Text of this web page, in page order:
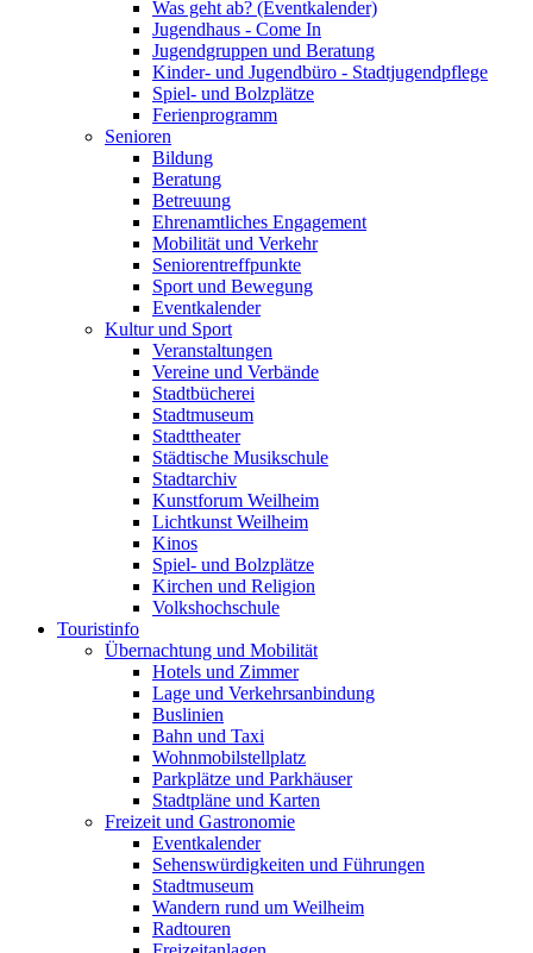
Was geht ab? (Eventkalender)
Jugendhaus - Come In
Jugendgruppen und Beratung
Kinder- und Jugendbüro - Stadtjugendpflege
Spiel- und Bolzplätze
Ferienprogramm
Senioren
Bildung
Beratung
Betreuung
Ehrenamtliches Engagement
Mobilität und Verkehr
Seniorentreffpunkte
Sport und Bewegung
Eventkalender
Kultur und Sport
Veranstaltungen
Vereine und Verbände
Stadtbücherei
Stadtmuseum
Stadttheater
Städtische Musikschule
Stadtarchiv
Kunstforum Weilheim
Lichtkunst Weilheim
Kinos
Spiel- und Bolzplätze
Kirchen und Religion
Volkshochschule
Touristinfo
Übernachtung und Mobilität
Hotels und Zimmer
Lage und Verkehrsanbindung
Buslinien
Bahn und Taxi
Wohnmobilstellplatz
Parkplätze und Parkhäuser
Stadtpläne und Karten
Freizeit und Gastronomie
Eventkalender
Sehenswürdigkeiten und Führungen
Stadtmuseum
Wandern rund um Weilheim
Radtouren